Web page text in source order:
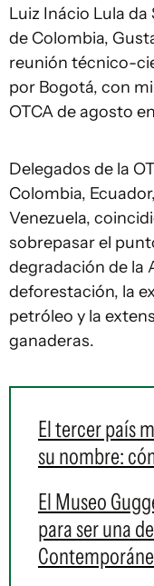
Luiz Inácio Lula
de Colombia,
reunión técnico-
por Bogotá, con
OTCA de agosto
Delegados de la
Colombia,
Venezuela,
sobrepasar el
degradación de la
deforestación, la
petróleo y la
ganaderas.
El tercer país
su nombre:
El Museo
para ser una